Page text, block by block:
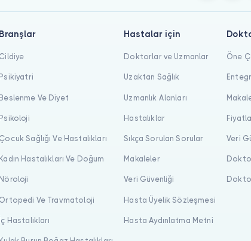
Branşlar
Cildiye
Psikiyatri
Beslenme Ve Diyet
Psikoloji
Çocuk Sağlığı Ve Hastalıkları
Kadın Hastalıkları Ve Doğum
Nöroloji
Ortopedi Ve Travmatoloji
İç Hastalıkları
Hastalar için
Doktorlar ve Uzmanlar
Uzaktan Sağlık
Uzmanlık Alanları
Hastalıklar
Sıkça Sorulan Sorular
Makaleler
Veri Güvenliği
Hasta Üyelik Sözleşmesi
Hasta Aydınlatma Metni
Öne
Veri